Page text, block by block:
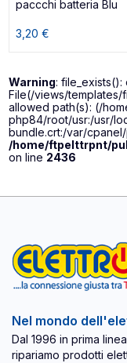
paccchi batteria Blu
3,20 €
Warning:
File(/views/templates/
allowed path(s): (/
php84/root/usr:/usr/
bundle.crt:/var/
/home/ftpelttrpnt/
on line 2436
Nel mondo
Dal 1996 in prima
ripariamo prodotti